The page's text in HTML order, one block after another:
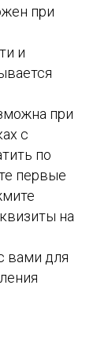
при
и
при
с
по
первые
на
вами для